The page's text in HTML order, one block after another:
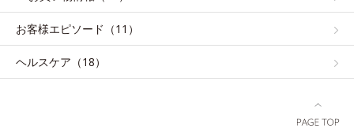
お客様エピソード（11）
ヘルスケア（18）